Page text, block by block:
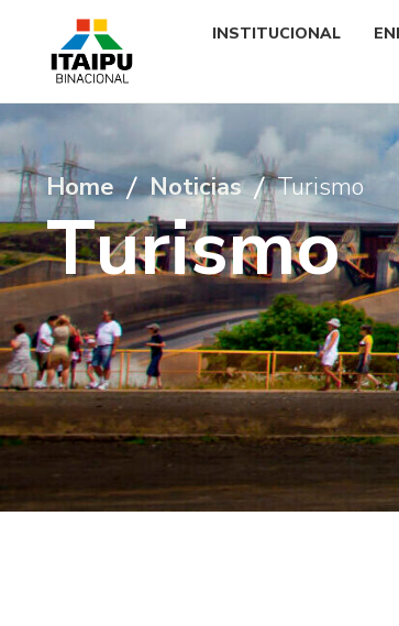
INSTITUCIONAL
Home Noticias Turismo
Turismo